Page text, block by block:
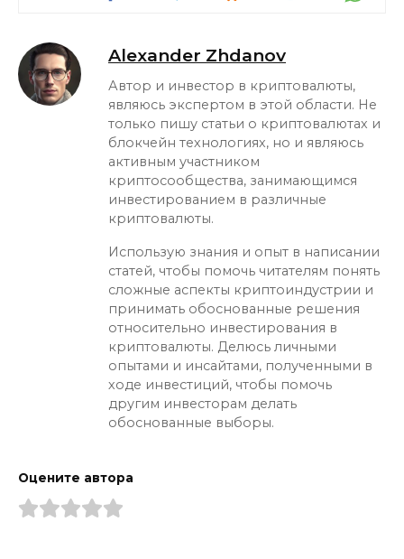
Alexander Zhdanov
Автор и инвестор в криптовалюты,
являюсь экспертом в этой области. Не
только пишу статьи о криптовалютах и
блокчейн технологиях, но и являюсь
активным участником
криптосообщества, занимающимся
инвестированием в различные
криптовалюты.
Использую знания и опыт в написании
статей, чтобы помочь читателям понять
сложные аспекты криптоиндустрии и
принимать обоснованные решения
относительно инвестирования в
криптовалюты. Делюсь личными
опытами и инсайтами, полученными в
ходе инвестиций, чтобы помочь
другим инвесторам делать
обоснованные выборы.
Оцените автора